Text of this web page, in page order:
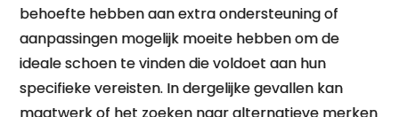
behoefte hebben aan extra ondersteuning of
aanpassingen mogelijk moeite hebben om de
ideale schoen te vinden die voldoet aan hun
specifieke vereisten. In dergelijke gevallen kan